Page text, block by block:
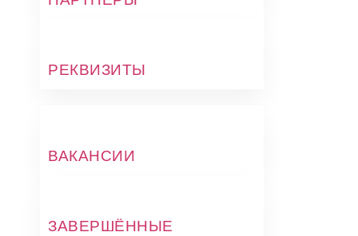
РЕКВИЗИТЫ
ВАКАНСИИ
ЗАВЕРШЁННЫЕ